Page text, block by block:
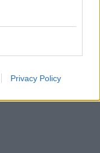
Privacy Policy